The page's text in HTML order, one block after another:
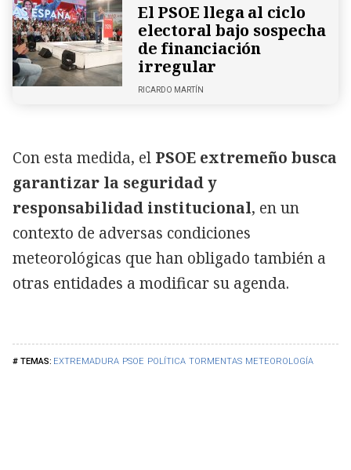
EXTREMADURA PSOE POLÍTICA TORMENTAS METEOROLOGÍA
El PSOE llega al ciclo
electoral bajo sospecha
de financiación
irregular
RICARDO MARTÍN
Con esta medida, el PSOE extremeño busca
garantizar la seguridad y
responsabilidad institucional, en un
contexto de adversas condiciones
meteorológicas que han obligado también a
otras entidades a modificar su agenda.